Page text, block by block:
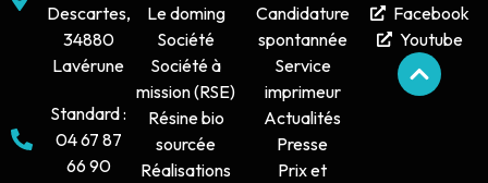
Descartes,
34880
Lavérune
Standard :
04 67 87
66 90
Le doming
Société
Société à
mission (RSE)
Résine bio
sourcée
Réalisations
Candidature
spontannée
Service
imprimeur
Actualités
Presse
Prix et
Facebook
Youtube